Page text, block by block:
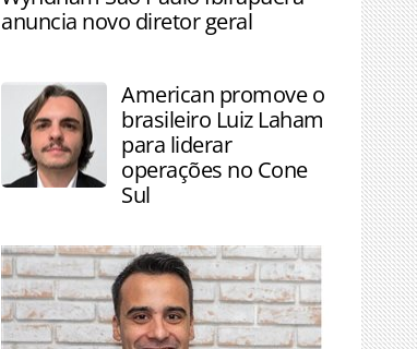
anuncia novo diretor geral
reforçar estratégia de crescimento da
rede
American promove o
brasileiro Luiz Laham
para liderar
operações no Cone
Sul